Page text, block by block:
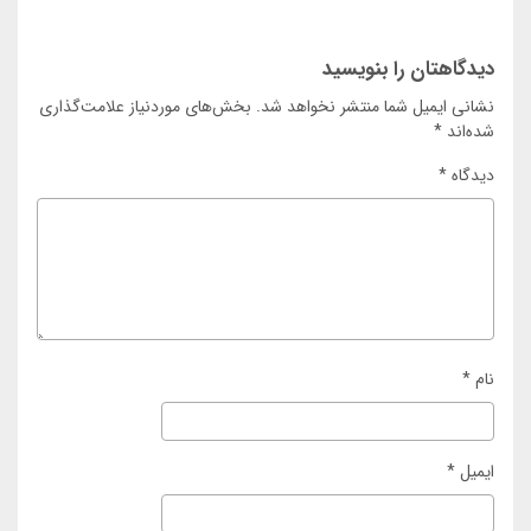
دیدگاهتان را بنویسید
نشانی ایمیل شما منتشر نخواهد شد. بخش‌های موردنیاز علامت‌گذاری
شده‌اند *
دیدگاه*
نام*
ایمیل*